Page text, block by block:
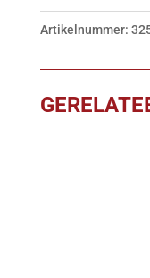
Headlight
215
stamped
)
Artikelnummer: